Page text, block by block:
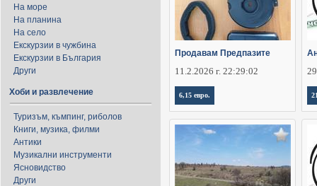
На море
На планина
На село
Екскурзии в чужбина
Екскурзии в България
Други
Хоби и развлечение
Туризъм, къмпинг, риболов
Книги, музика, филми
Антики
Музикални инструменти
Ясновидство
Други
Продавам Предпазите
11.2.2026 г. 22:29:02
6,15 евро.